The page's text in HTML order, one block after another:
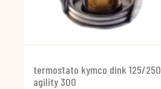
termostato kymco dink 125/250
agility 300